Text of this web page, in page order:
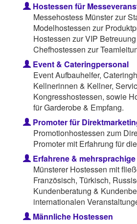
Hostessen für
Messehostess Münster zur
Modelhostessen zur
Hostessen zur VIP
Chefhostessen zur
Event & Cateringpersonal
Event Aufbauhelfer,
Kellnerinnen & Kellner,
Kongresshostessen, sowie
für Garderobe & Empfang.
Promoter für
Promotionhostessen zum
Promoter mit Erfahrung für
Erfahrene &
Münsterer Hostessen mit
Französisch, Türkisch,
Kundenberatung &
internationalen
Männliche Hostessen